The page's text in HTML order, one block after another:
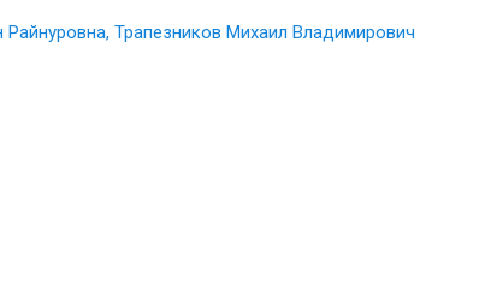
Трапезников Михаил Владимирович